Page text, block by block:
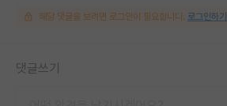
해당 댓글을 보려면 로그인이 필요합니다. 로그인하기
댓글쓰기